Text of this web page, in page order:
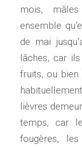
mois,
ensemble
de mai
lâches, car
fruits, ou
lièvres
temps, car
fougères,